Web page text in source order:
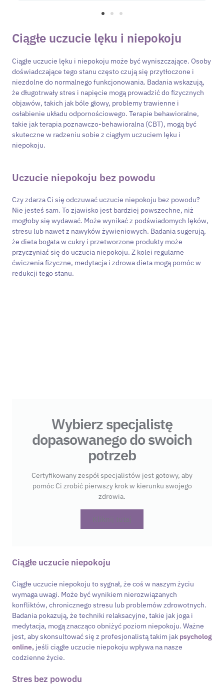
Ciągłe uczucie lęku i niepokoju
Ciągłe uczucie lęku i niepokoju może być wyniszczające. Osoby
doświadczające tego stanu często czują się przytłoczone i
niezdolne do normalnego funkcjonowania. Badania wskazują,
że długotrwały stres i napięcie mogą prowadzić do fizycznych
objawów, takich jak bóle głowy, problemy trawienne i
osłabienie układu odpornościowego. Terapie behawioralne,
takie jak terapia poznawczo-behawioralna (CBT), mogą być
skuteczne w radzeniu sobie z ciągłym uczuciem lęku i
niepokoju.
Uczucie niepokoju bez powodu
Czy zdarza Ci się odczuwać uczucie niepokoju bez powodu?
Nie jesteś sam. To zjawisko jest bardziej powszechne, niż
mogłoby się wydawać. Może wynikać z podświadomych lęków,
stresu lub nawet z nawyków żywieniowych. Badania sugerują,
że dieta bogata w cukry i przetworzone produkty może
przyczyniać się do uczucia niepokoju. Z kolei regularne
ćwiczenia fizyczne, medytacja i zdrowa dieta mogą pomóc w
redukcji tego stanu.
Wybierz specjalistę
dopasowanego do swoich
potrzeb
Certyfikowany zespół specjalistów jest gotowy, aby
pomóc Ci zrobić pierwszy krok w kierunku swojego
zdrowia.
Ciągłe uczucie niepokoju
Ciągłe uczucie niepokoju to sygnał, że coś w naszym życiu
wymaga uwagi. Może być wynikiem nierozwiązanych
konfliktów, chronicznego stresu lub problemów zdrowotnych.
Badania pokazują, że techniki relaksacyjne, takie jak joga i
medytacja, mogą znacząco obniżyć poziom niepokoju. Ważne
jest, aby skonsultować się z profesjonalistą takim jak psycholog
online, jeśli ciągłe uczucie niepokoju wpływa na nasze
codzienne życie.
Stres bez powodu